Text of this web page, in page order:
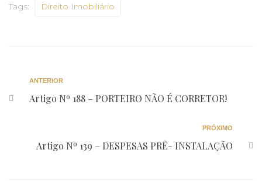
Tags: Direito Imobiliário
ANTERIOR
Artigo Nº 188 – PORTEIRO NÃO É CORRETOR!
PRÓXIMO
Artigo Nº 139 – DESPESAS PRÊ- INSTALAÇÃO